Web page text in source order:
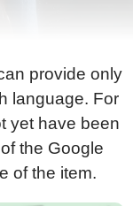
provide only
language. For
yet have been
the Google
of the item.